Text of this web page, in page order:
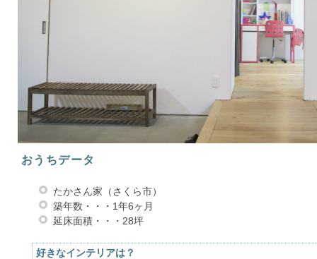
おうちデータ
たかさん家（さくら市）
築年数・・・1年6ヶ月
延床面積・・・28坪
好きなインテリアは？